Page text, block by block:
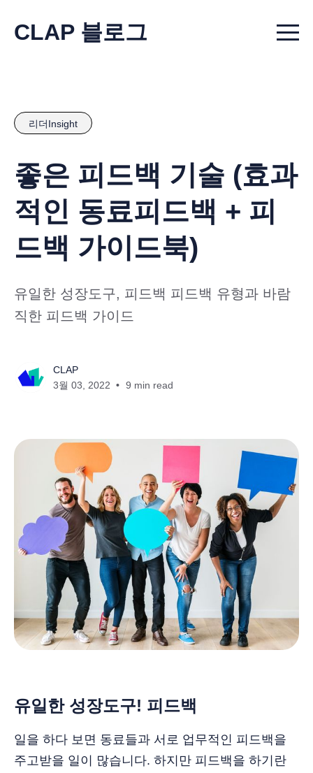
CLAP 블로그 Menu
리더Insight
좋은 피드백 기술 (효과
적인 동료피드백 + 피
드백 가이드북)
유일한 성장도구, 피드백 피드백 유형과 바람
직한 피드백 가이드
CLAP
3월 03, 2022
9 min read
유일한 성장도구! 피드백
일을 하다 보면 동료들과 서로 업무적인 피드백을
주고받을 일이 많습니다. 하지만 피드백을 하기란